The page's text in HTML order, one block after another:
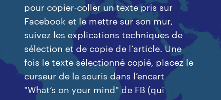
pour copier-coller un texte pris sur
Facebook et le mettre sur son mur,
suivez les explications techniques de
sélection et de copie de l’article. Une
fois le texte sélectionné copié, placez le
curseur de la souris dans l’encart
"What’s on your mind" de FB (qui